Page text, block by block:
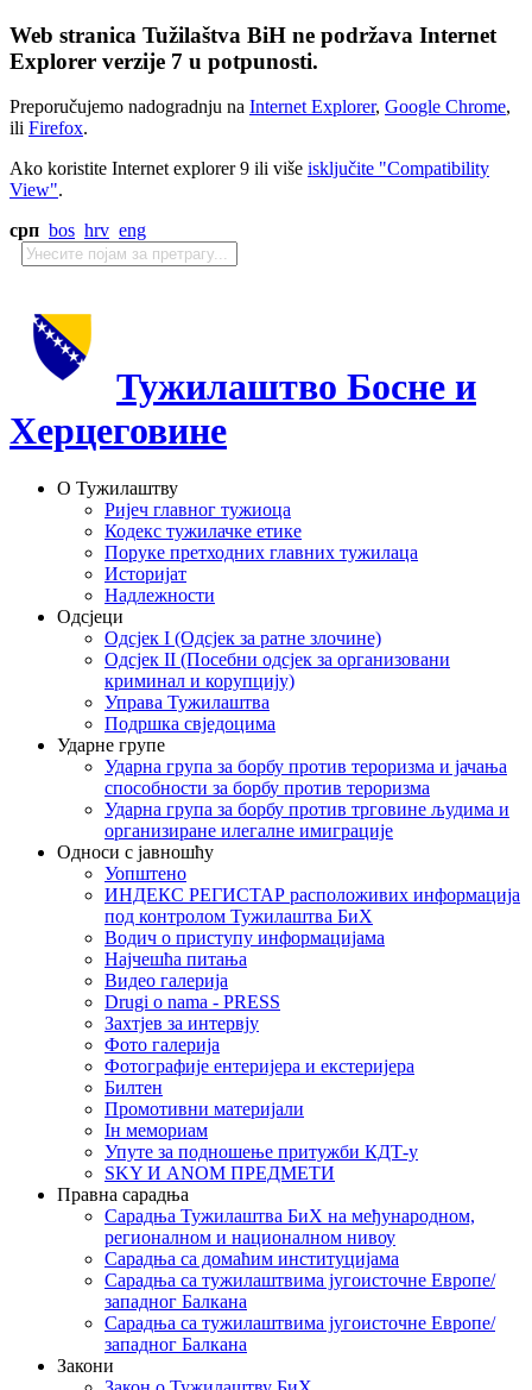
Web stranica Tužilaštva BiH ne podržava Internet
Explorer verzije 7 u potpunosti.
Preporučujemo nadogradnju na Internet Explorer, Google Chrome,
ili Firefox.
Ako koristite Internet explorer 9 ili više isključite "Compatibility
View".
срп bos hrv eng
Тужилаштво Босне и
Херцеговине
О Тужилаштву
Ријеч главног тужиоца
Кодекс тужилачке етике
Поруке претходних главних тужилаца
Историјат
Надлежности
Одсјеци
Одсјек I (Одсјек за ратне злочине)
Одсјек II (Посебни одсјек за организовани
криминал и корупцију)
Управа Тужилаштва
Подршка свједоцима
Ударне групе
Ударна група за борбу против тероризма и јачања
способности за борбу против тероризма
Ударна група за борбу против трговине људима и
организиране илегалне имиграције
Односи с јавношћу
Уопштено
ИНДЕКС РЕГИСТАР расположивих информација
под контролом Тужилаштва БиХ
Водич о приступу информацијама
Најчешћа питања
Видео галерија
Drugi o nama - PRESS
Захтјев за интервју
Фото галерија
Фотографије ентеријера и екстеријера
Билтен
Промотивни материјали
Iн мемориам
Упуте за подношење притужби КДТ-у
SKY И ANOM ПРЕДМЕТИ
Правна сарадња
Сарадња Тужилаштва БиХ на међународном,
регионалном и националном нивоу
Сарадња са домаћим институцијама
Сарадња са тужилаштвима југоисточне Европе/
западног Балкана
Сарадња са тужилаштвима југоисточне Европе/
западног Балкана
Закони